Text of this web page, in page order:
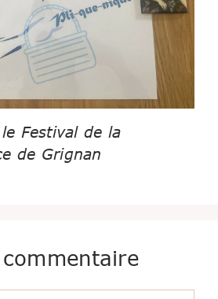
Festival de la
de Grignan